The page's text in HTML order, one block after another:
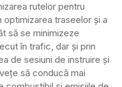
rutelor pentru
traseelor și a
să se minimizeze
în trafic, dar și prin
de sesiuni de instruire și
să conducă mai